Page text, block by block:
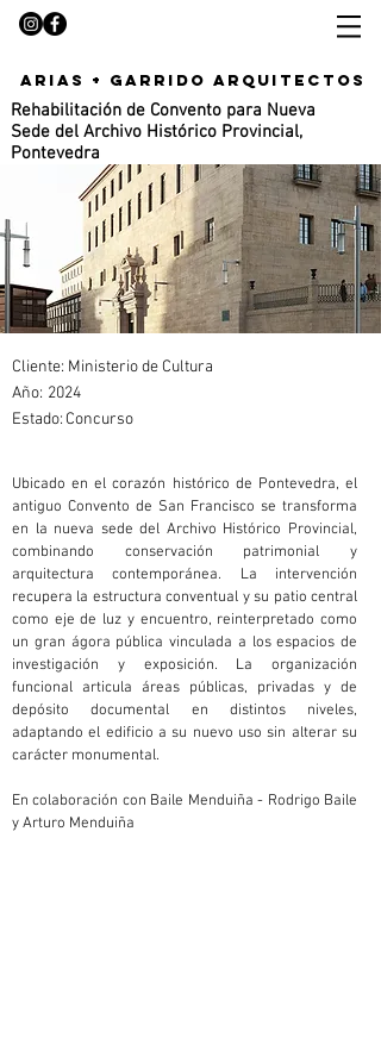
arias + garrido arquitectos
Rehabilitación de Convento para Nueva
Sede del Archivo Histórico Provincial,
Pontevedra
Cliente: Ministerio de Cultura
Año: 2024
Estado: Concurso
Ubicado en el corazón histórico de Pontevedra, el
antiguo Convento de San Francisco se transforma
en la nueva sede del Archivo Histórico Provincial,
combinando conservación patrimonial y
arquitectura contemporánea. La intervención
recupera la estructura conventual y su patio central
como eje de luz y encuentro, reinterpretado como
un gran ágora pública vinculada a los espacios de
investigación y exposición. La organización
funcional articula áreas públicas, privadas y de
depósito documental en distintos niveles,
adaptando el edificio a su nuevo uso sin alterar su
carácter monumental.
En colaboración con Baile Menduiña - Rodrigo Baile
y Arturo Menduiña